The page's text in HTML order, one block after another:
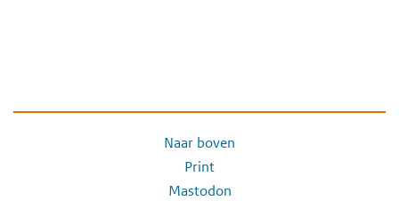
Naar boven
Print
Mastodon